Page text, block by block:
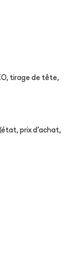
tirage de tête,
prix d'achat,